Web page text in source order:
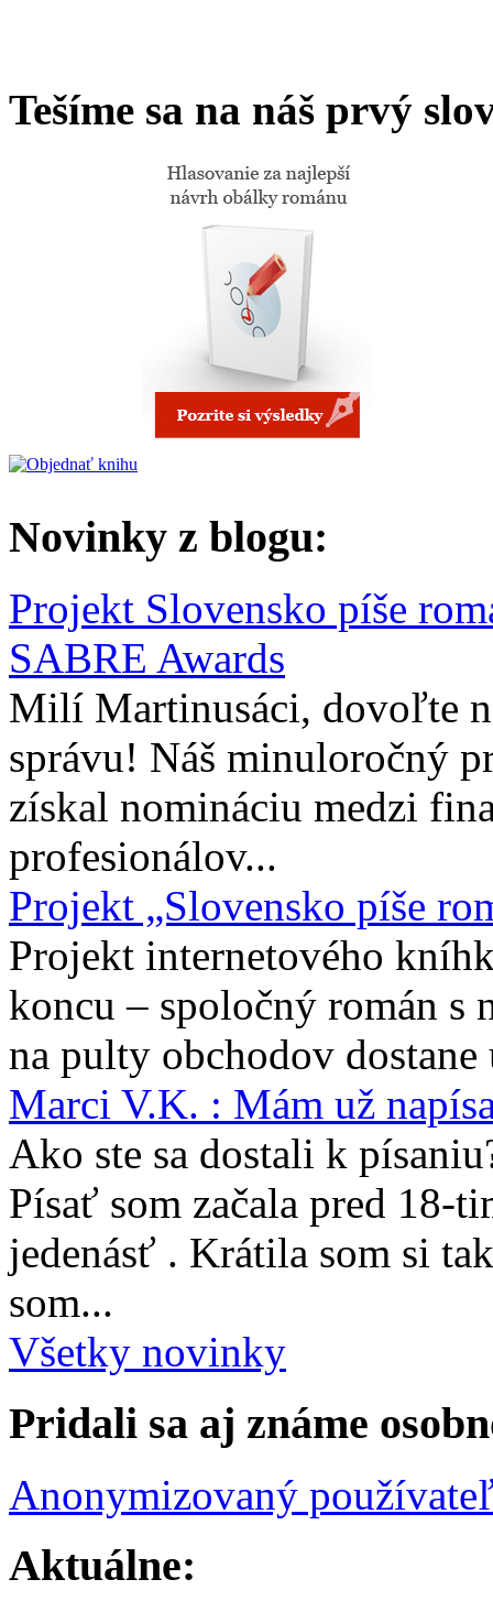
Tešíme sa na náš prvý
Novinky z blogu:
Projekt Slovensko píše
SABRE Awards
Milí Martinusáci, dovoľte
správu! Náš minuloročný
získal nomináciu medzi
profesionálov...
Projekt „Slovensko píše
Projekt internetového
koncu – spoločný román s
na pulty obchodov
Marci V.K. : Mám už
Ako ste sa dostali k
Písať som začala pred 18-
jedenásť . Krátila som si
som...
Všetky novinky
Pridali sa aj známe
Anonymizovaný
Aktuálne: